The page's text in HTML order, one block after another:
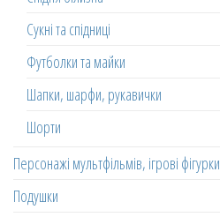
Сукні та спідниці
Футболки та майки
Шапки, шарфи, рукавички
Шорти
Персонажі мультфільмів, ігрові фігурки
Подушки